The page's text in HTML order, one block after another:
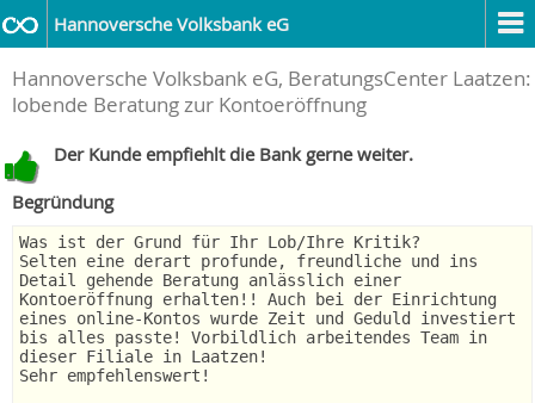
Hannoversche Volksbank eG
Hannoversche Volksbank eG, BeratungsCenter Laatzen:
lobende Beratung zur Kontoeröffnung
Der Kunde empfiehlt die Bank gerne weiter.
Begründung
Was ist der Grund für Ihr Lob/Ihre Kritik?
Selten eine derart profunde, freundliche und ins
Detail gehende Beratung anlässlich einer
Kontoeröffnung erhalten!! Auch bei der Einrichtung
eines online-Kontos wurde Zeit und Geduld investiert
bis alles passte! Vorbildlich arbeitendes Team in
dieser Filiale in Laatzen!
Sehr empfehlenswert!